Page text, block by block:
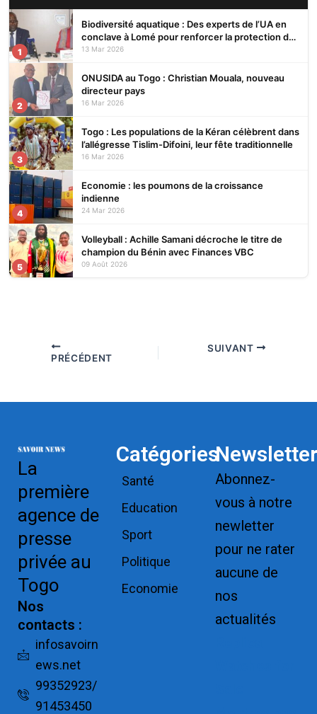
1
Biodiversité aquatique : Des experts de l’UA en
conclave à Lomé pour renforcer la protection des
écosystèmes
13 Mar 2026
2
ONUSIDA au Togo : Christian Mouala, nouveau
directeur pays
16 Mar 2026
3
Togo : Les populations de la Kéran célèbrent dans
l’allégresse Tislim-Difoini, leur fête traditionnelle
16 Mar 2026
4
Economie : les poumons de la croissance
indienne
24 Mar 2026
5
Volleyball : Achille Samani décroche le titre de
champion du Bénin avec Finances VBC
09 Août 2026
PRÉCÉDENT
SUIVANT
La
première
agence de
presse
privée au
Togo
Nos
contacts :
infosavoirn
ews.net
99352923/
91453450
Catégories
Santé
Education
Sport
Politique
Economie
Newsletter
Abonnez-
vous à notre
newletter
pour ne rater
aucune de
nos
actualités